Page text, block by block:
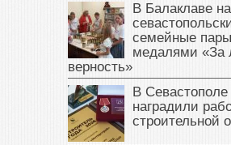
В Балаклаве
семейные пары
медалями «За
верность»
В Севастополе
наградили
строительной